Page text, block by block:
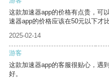
这款加速器app的价格有点贵，可
速器app的价格应该在50元以下才
2025-02-14
游客
这款加速器app的客服很贴心，遇
好。